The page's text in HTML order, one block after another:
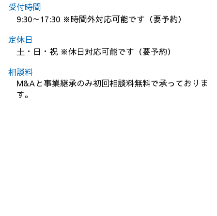
受付時間
9:30～17:30 ※時間外対応可能です（要予約）
定休日
土・日・祝 ※休日対応可能です（要予約）
相談料
M&Aと事業継承のみ初回相談料無料で承っておりま
す。